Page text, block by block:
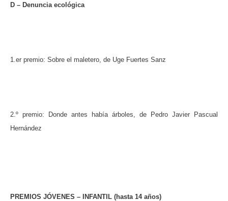
D – Denuncia ecológica
1.er premio: Sobre el maletero, de Uge Fuertes Sanz
2.º premio: Donde antes había árboles, de Pedro Javier Pascual
Hernández
PREMIOS JÓVENES – INFANTIL (hasta 14 años)